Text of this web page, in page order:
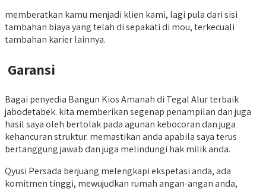
memberatkan kamu menjadi klien kami, lagi pula dari sisi
tambahan biaya yang telah di sepakati di mou, terkecuali
tambahan karier lainnya.
Garansi
Bagai penyedia Bangun Kios Amanah di Tegal Alur terbaik
jabodetabek. kita memberikan segenap penampilan dan juga
hasil saya oleh bertolak pada agunan kebocoran dan juga
kehancuran struktur. memastikan anda apabila saya terus
bertanggung jawab dan juga melindungi hak milik anda.
Qyusi Persada berjuang melengkapi ekspetasi anda, ada
komitmen tinggi, mewujudkan rumah angan-angan anda,